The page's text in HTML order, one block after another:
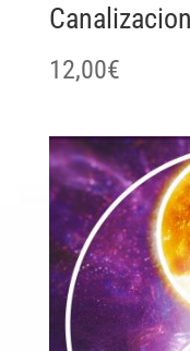
12,00€